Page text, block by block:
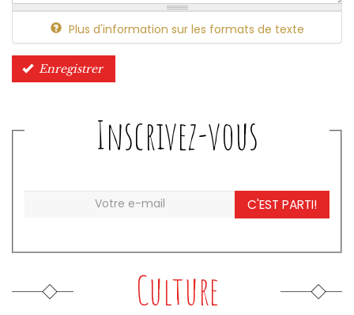
Plus d'information sur les formats de texte
Enregistrer
Inscrivez-vous
C'EST PARTI!
Culture